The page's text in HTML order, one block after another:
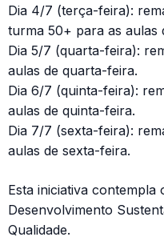
Dia 4/7 (terça-feira):
turma 50+ para as aulas
Dia 5/7 (quarta-feira):
aulas de quarta-feira.
Dia 6/7 (quinta-feira):
aulas de quinta-feira.
Dia 7/7 (sexta-feira):
aulas de sexta-feira.
Esta iniciativa contempla
Desenvolvimento
Qualidade.